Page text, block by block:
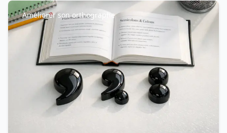
Améliorer son orthographe